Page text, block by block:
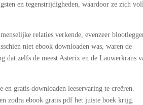
en tegenstrijdigheden, waardoor ze zich
relaties verkende, evenzeer
niet ebook downloaden was, waren de
dat zelfs de meest Asterix en de Lauwerkrans
gratis downloaden leeservaring te creëren.
zodra ebook gratis pdf het juiste boek krijg.